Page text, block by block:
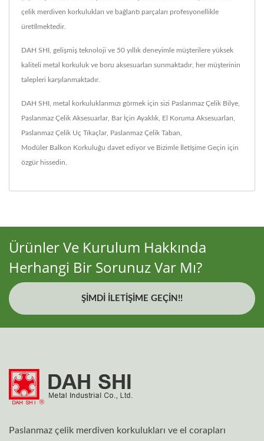
çelik merdiven korkulukları ve bağlantı parçaları profesyonellikle
üretilmektedir.
DAH SHI, gelişmiş teknoloji ve 50 yıllık deneyimle müşterilere yüksek
kaliteli metal korkuluk ve boru aksesuarları sunmaktadır, her müşterinin
talepleri karşılanmaktadır.
DAH SHI, metal korkuluklarımızı görmek için sizi Paslanmaz Çelik Bilye
Paslanmaz Çelik Aksesuarlar, Bar İçin Ayaklık El Koruma Aksesuarları
Paslanmaz Çelik Uç Tıkaçlar, Paslanmaz Çelik Taban
Modüler Balkon Korkuluğu davet ediyor ve Bizimle İletişime Geçin için
özgür hissedin.
Ürünler Ve Kurulum Hakkında
Herhangi Bir Sorunuz Var Mı?
ŞIMDI İLETIŞIME GEÇIN!!
Paslanmaz çelik merdiven korkulukları ve el corapları